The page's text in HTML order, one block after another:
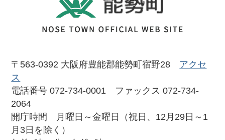
〒563-0392 大阪府豊能郡能勢町宿野28 アクセ
ス
電話番号 072-734-0001 ファックス 072-734-
2064
開庁時間 月曜日～金曜日（祝日、12月29日～1
月3日を除く）